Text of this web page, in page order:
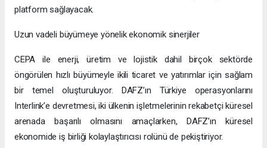
platform sağlayacak.
Uzun vadeli büyümeye yönelik ekonomik sinerjiler
CEPA ile enerji, üretim ve lojistik dahil birçok sektörde
öngörülen hızlı büyümeyle ikili ticaret ve yatırımlar için sağlam
bir temel oluşturuluyor. DAFZ’ın Türkiye operasyonlarını
Interlink’e devretmesi, iki ülkenin işletmelerinin rekabetçi küresel
arenada başarılı olmasını amaçlarken, DAFZ’ın küresel
ekonomide iş birliği kolaylaştırıcısı rolünü de pekiştiriyor.